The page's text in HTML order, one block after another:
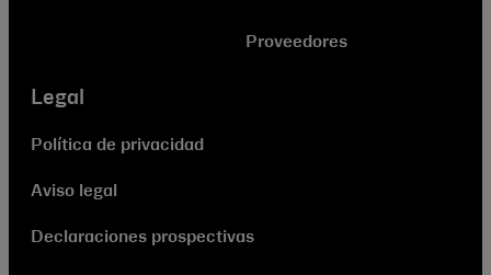
Proveedores
Legal
Política de privacidad
Aviso legal
Declaraciones prospectivas